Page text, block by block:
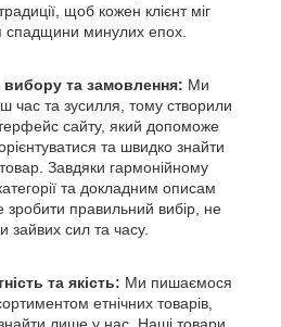
щоб кожен клієнт міг
спадщини минулих епох.
вибору та замовлення: Ми
час та зусилля, тому створили
сайту, який допоможе
та швидко знайти
Завдяки гармонійному
та докладним описам
зробити правильний вибір, не
зайвих сил та часу.
та якість: Ми пишаємося
етнічних товарів,
лише у нас. Наші товари